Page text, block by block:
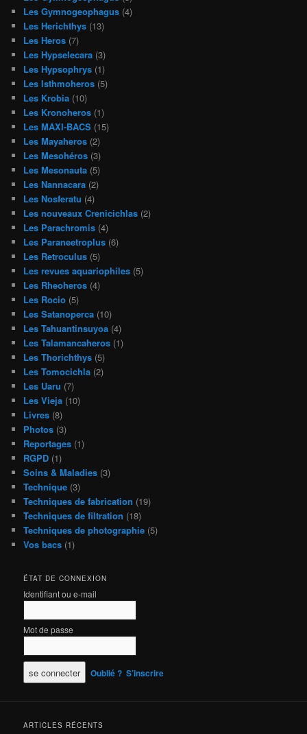
Les Gymnogeophagus (4)
Les Herichthys (13)
Les Heros (7)
Les Hypselecara (3)
Les Hypsophrys (1)
Les Isthmoheros (5)
Les Krobia (10)
Les Kronoheros (1)
Les MAXI-BACS (15)
Les Mayaheros (2)
Les Mesohéros (3)
Les Mesonauta (5)
Les Nannacara (2)
Les Nosferatu (4)
Les nouveaux Crenicichlas (2)
Les Parachromis (4)
Les Paraneetroplus (6)
Les Retroculus (5)
Les revues aquariophiles (5)
Les Rheoheros (4)
Les Rocio (5)
Les Satanoperca (10)
Les Tahuantinsuyoa (4)
Les Talamancaheros (1)
Les Thorichthys (5)
Les Tomocichla (2)
Les Uaru (7)
Les Vieja (10)
Livres (8)
Photos (3)
Reportages (1)
RGPD (1)
Soins & Maladies (3)
Technique (3)
Techniques de fabrication (19)
Techniques de filtration (18)
Techniques de photographie (5)
Vos bacs (1)
ÉTAT DE CONNEXION
Identifiant ou e-mail
Mot de passe
Oublié ? S’inscrire
ARTICLES RÉCENTS